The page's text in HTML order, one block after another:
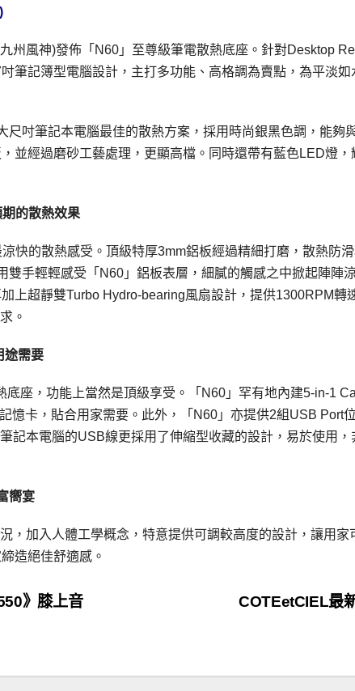
風神)發佈「N60」至尊級筆電散熱底座。針對Desktop
筆記簿型電腦設計，主打多功能、高格調為賣點，為平淡如
尺吋筆記本電腦最佳的散熱方案，採用時尚銀黑色調，能夠
並經過磨砂工藝處理，更顯高檔。同時還帶有藍色LED燈，
的散熱效果
快的散熱感受。頂級特厚3mm鋁板經過精細打磨，散熱防
手輕輕感受「N60」鋁板表層，細膩的觸感之中掀起陣陣
上超靜雙Turbo Hydro-bearing風扇設計，提供1300RPM轉
。
途需要
底座，功能上當然是頂級享受。「N60」罕有地內建5-in-1
憶卡，貼合用家需要。此外，「N60」亦提供2組USB Port
記本電腦的USB線更採用了伸縮型收藏的設計，易於使用，
嚮宴
，加入人體工學概念，特意提供可調較高度的設計，讓用家
造絕佳舒適感。
COTEetCIEL最
》膝上音